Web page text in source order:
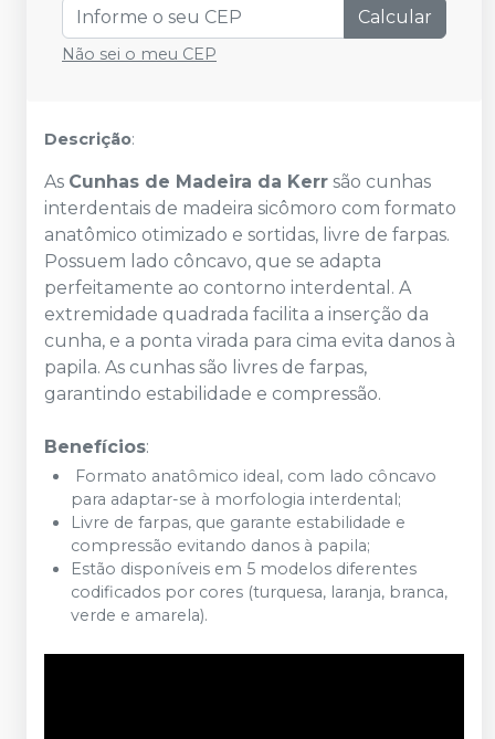
Calcular
Não sei o meu CEP
Descrição:
As Cunhas de Madeira da Kerr são cunhas
interdentais de madeira sicômoro com formato
anatômico otimizado e sortidas, livre de farpas.
Possuem lado côncavo, que se adapta
perfeitamente ao contorno interdental. A
extremidade quadrada facilita a inserção da
cunha, e a ponta virada para cima evita danos à
papila. As cunhas são livres de farpas,
garantindo estabilidade e compressão.
Benefícios:
Formato anatômico ideal, com lado côncavo
para adaptar-se à morfologia interdental;
Livre de farpas, que garante estabilidade e
compressão evitando danos à papila;
Estão disponíveis em 5 modelos diferentes
codificados por cores (turquesa, laranja, branca,
verde e amarela).